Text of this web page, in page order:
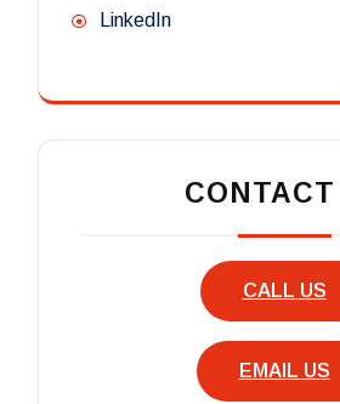
LinkedIn
CONTACT
CALL US
EMAIL US